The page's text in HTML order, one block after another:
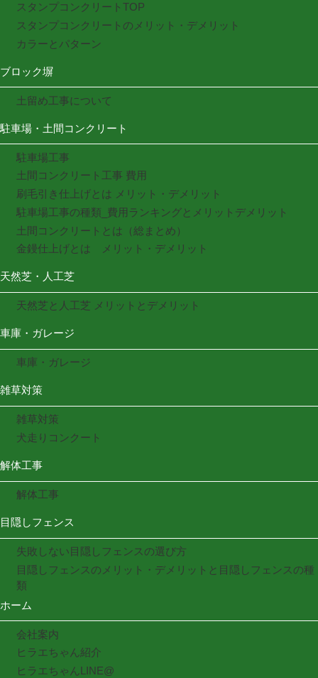
スタンプコンクリートTOP
スタンプコンクリートのメリット・デメリット
カラーとパターン
ブロック塀
土留め工事について
駐車場・土間コンクリート
駐車場工事
土間コンクリート工事 費用
刷毛引き仕上げとは メリット・デメリット
駐車場工事の種類_費用ランキングとメリットデメリット
土間コンクリートとは（総まとめ）
金鏝仕上げとは メリット・デメリット
天然芝・人工芝
天然芝と人工芝 メリットとデメリット
車庫・ガレージ
車庫・ガレージ
雑草対策
雑草対策
犬走りコンクート
解体工事
解体工事
目隠しフェンス
失敗しない目隠しフェンスの選び方
目隠しフェンスのメリット・デメリットと目隠しフェンスの種
類
ホーム
会社案内
ヒラエちゃん紹介
ヒラエちゃんLINE@